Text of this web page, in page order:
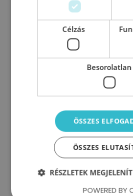
eszköz a one-to-one
célja az, hogy visszajelezd a
érted, amit mond, és
gondolatmenetét. Ez az
Célzás
Besorolatlan
ÖSSZES
ÖSSZES
RÉSZLETEK
POWERED BY